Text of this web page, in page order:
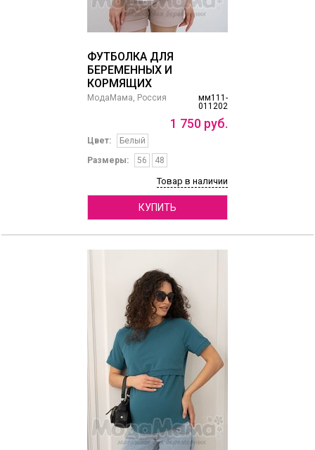
ФУТБОЛКА ДЛЯ
БЕРЕМЕННЫХ И
КОРМЯЩИХ
мм111-
011202
МодаМама, Россия
1 750 руб.
Цвет:
Белый
Размеры:
56 48
Товар в наличии
КУПИТЬ